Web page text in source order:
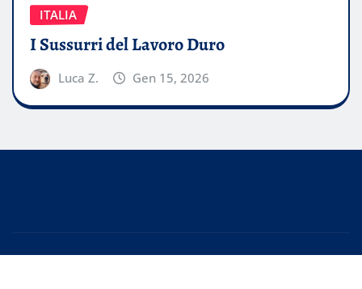
ITALIA
I Sussurri del Lavoro Duro
Luca Z. Gen 15, 2026